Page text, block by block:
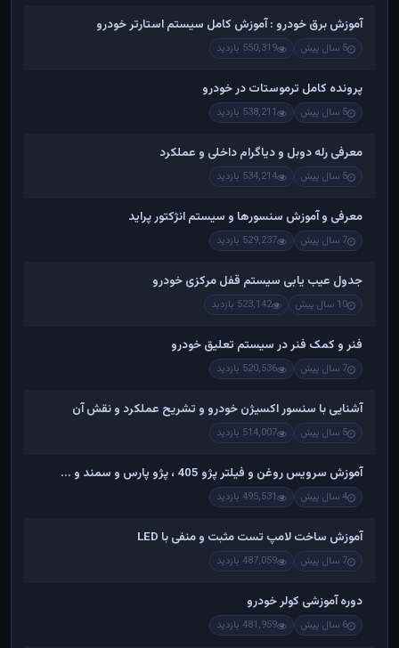
آموزش برق خودرو : آموزش کامل سیستم استارتر خودرو
5 سال پیش 550,319 بازدید
پرونده کامل ترموستات در خودرو
5 سال پیش 538,211 بازدید
معرفی رله دوبل و دیاگرام داخلی و عملکرد
5 سال پیش 534,214 بازدید
معرفی و آموزش سنسورها و سیستم انژکتور پراید
7 سال پیش 529,237 بازدید
جدول عیب یابی سیستم قفل مرکزی خودرو
10 سال پیش 523,142 بازدید
فنر و کمک فنر در سیستم تعلیق خودرو
7 سال پیش 520,536 بازدید
آشنایی با سنسور اکسیژن خودرو و تشریح عملکرد و نقش آن
5 سال پیش 514,007 بازدید
آموزش سرویس روغن و فیلتر پژو 405 ، پژو پارس و سمند و ...
4 سال پیش 495,531 بازدید
آموزش ساخت لامپ تست مثبت و منفی با LED
7 سال پیش 487,059 بازدید
دوره آموزشی کولر خودرو
6 سال پیش 481,959 بازدید